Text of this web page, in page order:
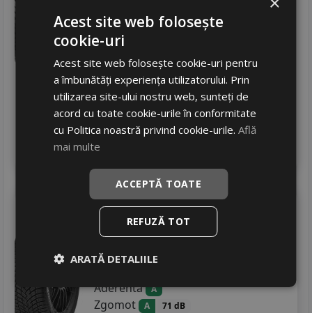
Zgomot B 72 dB
995 RON
1362 RON Discount26%
In stoc - 4 buc
livrare 24/48 ore
Stoc magazin
PirelliCinturato all season sf3
235/50 R18 101V
Aderenta A
Zgomot A 71 dB
Acest site web folosește
cookie-uri
Acest site web folosește cookie-uri pentru
a îmbunătăți experiența utilizatorului. Prin
utilizarea site-ului nostru web, sunteți de
acord cu toate cookie-urile în conformitate
cu Politica noastră privind cookie-urile.Află
mai multe
ACCEPTĂ TOATE
REFUZĂ TOT
ARATĂ DETALIILE